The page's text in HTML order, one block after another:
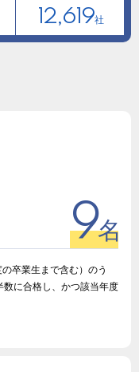
12,619社
9名
卒業生まで含む）のう
に合格し、かつ該当年度